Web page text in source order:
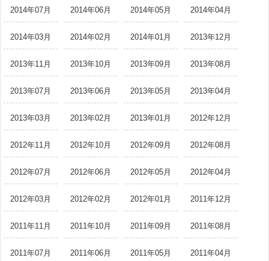
2014年07月 2014年06月 2014年05月 2014年04月
2014年03月 2014年02月 2014年01月 2013年12月
2013年11月 2013年10月 2013年09月 2013年08月
2013年07月 2013年06月 2013年05月 2013年04月
2013年03月 2013年02月 2013年01月 2012年12月
2012年11月 2012年10月 2012年09月 2012年08月
2012年07月 2012年06月 2012年05月 2012年04月
2012年03月 2012年02月 2012年01月 2011年12月
2011年11月 2011年10月 2011年09月 2011年08月
2011年07月 2011年06月 2011年05月 2011年04月